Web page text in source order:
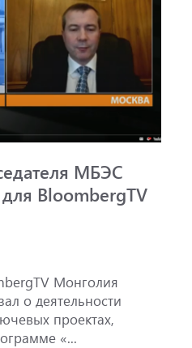
МБЭС
BloombergTV
Монголия
о деятельности
проектах,
«...